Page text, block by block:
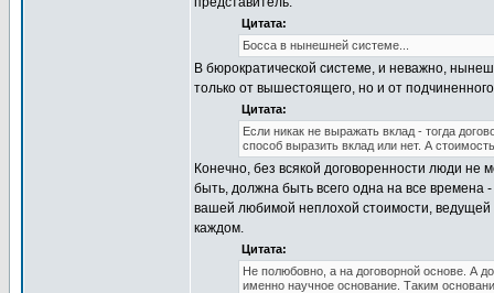
Цитата:
Босса в нынешней системе...
В бюрократической системе, и неважно,
только от вышестоящего, но и от
Цитата:
Если никак не выражать вклад - тогда
способ выразить вклад или нет. А
Конечно, без всякой договоренности люди не
быть, должна быть всего одна на все времена
вашей любимой неплохой стоимости, ведущей
каждом.
Цитата:
Не полюбовно, а на договорной основе. А
именно научное основание. Таким